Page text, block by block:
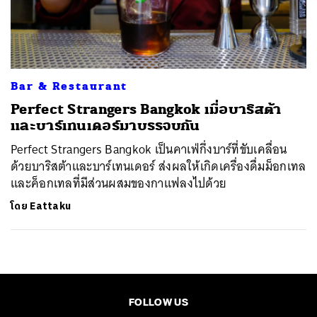
Bar & Restaurant
Perfect Strangers Bangkok เมื่อบาริสต้า
และบาร์เทนเดอร์มาบรรจบกัน
Perfect Strangers Bangkok เป็นคาเฟ่กึ่งบาร์ที่ขับเคลื่อน
ด้วยบาริสต้าและบาร์เทนเดอร์ ส่งผลให้เกิดเครื่องดื่มม็อกเทล
และค็อกเทลที่มีส่วนผสมของกาแฟลงไปด้วย
โดย Eattaku
FOLLOW US
ค้นหา
SHARE TWEET LINE EMAIL